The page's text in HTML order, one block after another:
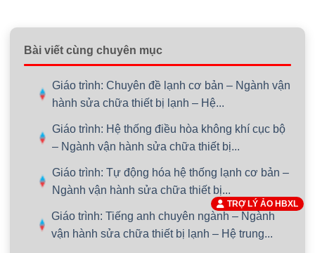
Bài viết cùng chuyên mục
Giáo trình: Chuyên đề lạnh cơ bản – Ngành vận
hành sửa chữa thiết bị lạnh – Hệ...
Giáo trình: Hệ thống điều hòa không khí cục bộ
– Ngành vận hành sửa chữa thiết bị...
Giáo trình: Tự động hóa hệ thống lạnh cơ bản –
Ngành vận hành sửa chữa thiết bị...
Giáo trình: Tiếng anh chuyên ngành – Ngành
vận hành sửa chữa thiết bị lạnh – Hệ trung...
TRỢ LÝ ẢO HBXL